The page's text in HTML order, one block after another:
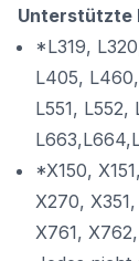
Unterstützte
*L319,
L405,
L551, L552,
*X150,
X270,
X761,